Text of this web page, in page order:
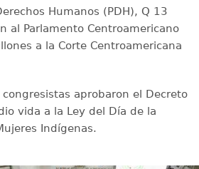
Humanos (PDH), Q 13
al Parlamento Centroamericano
a la Corte Centroamericana
aprobaron el Decreto
vida a la Ley del Día de la
Indígenas.